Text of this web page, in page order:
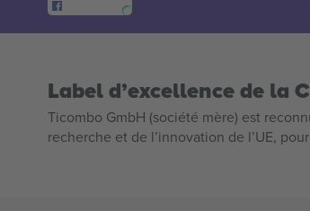
Label d’excellence de la
Ticombo GmbH (société mère) est
recherche et de l’innovation de l’UE,